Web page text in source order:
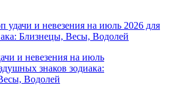
удачи и невезения на июль 2026 для
Близнецы, Весы, Водолей
и невезения на июль
знаков зодиака:
Водолей